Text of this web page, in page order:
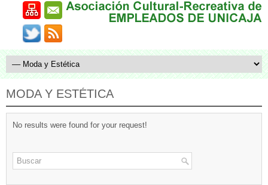
MODA Y ESTÉTICA
No results were found for your request!